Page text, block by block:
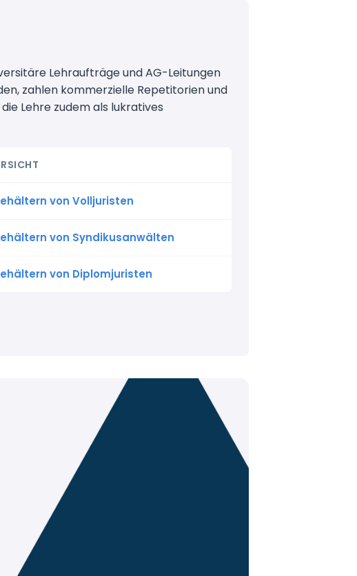
Lehraufträge und AG-Leitungen
zahlen kommerzielle Repetitorien und
Lehre zudem als lukratives
von Volljuristen
von Syndikusanwälten
von Diplomjuristen